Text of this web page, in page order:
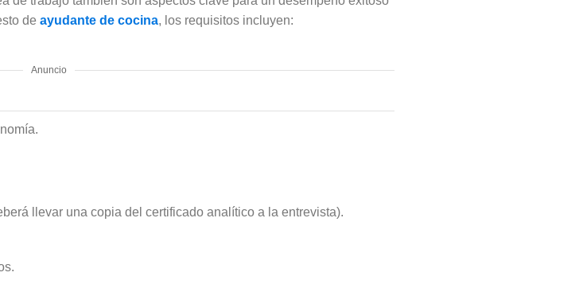
de ayudante de cocina, los requisitos incluyen:
Anuncio
llevar una copia del certificado analítico a la entrevista).